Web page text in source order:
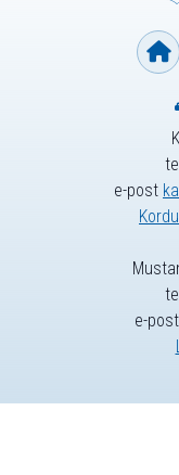
e-post
e-post